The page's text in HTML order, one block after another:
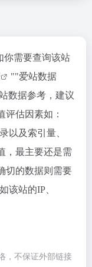
你需要查询该站
""爱站数据
数据参考，建议
评估因素如：
以及索引量、
，最主要还是需
切的数据则需要
该站的IP、
，不保证外部链接